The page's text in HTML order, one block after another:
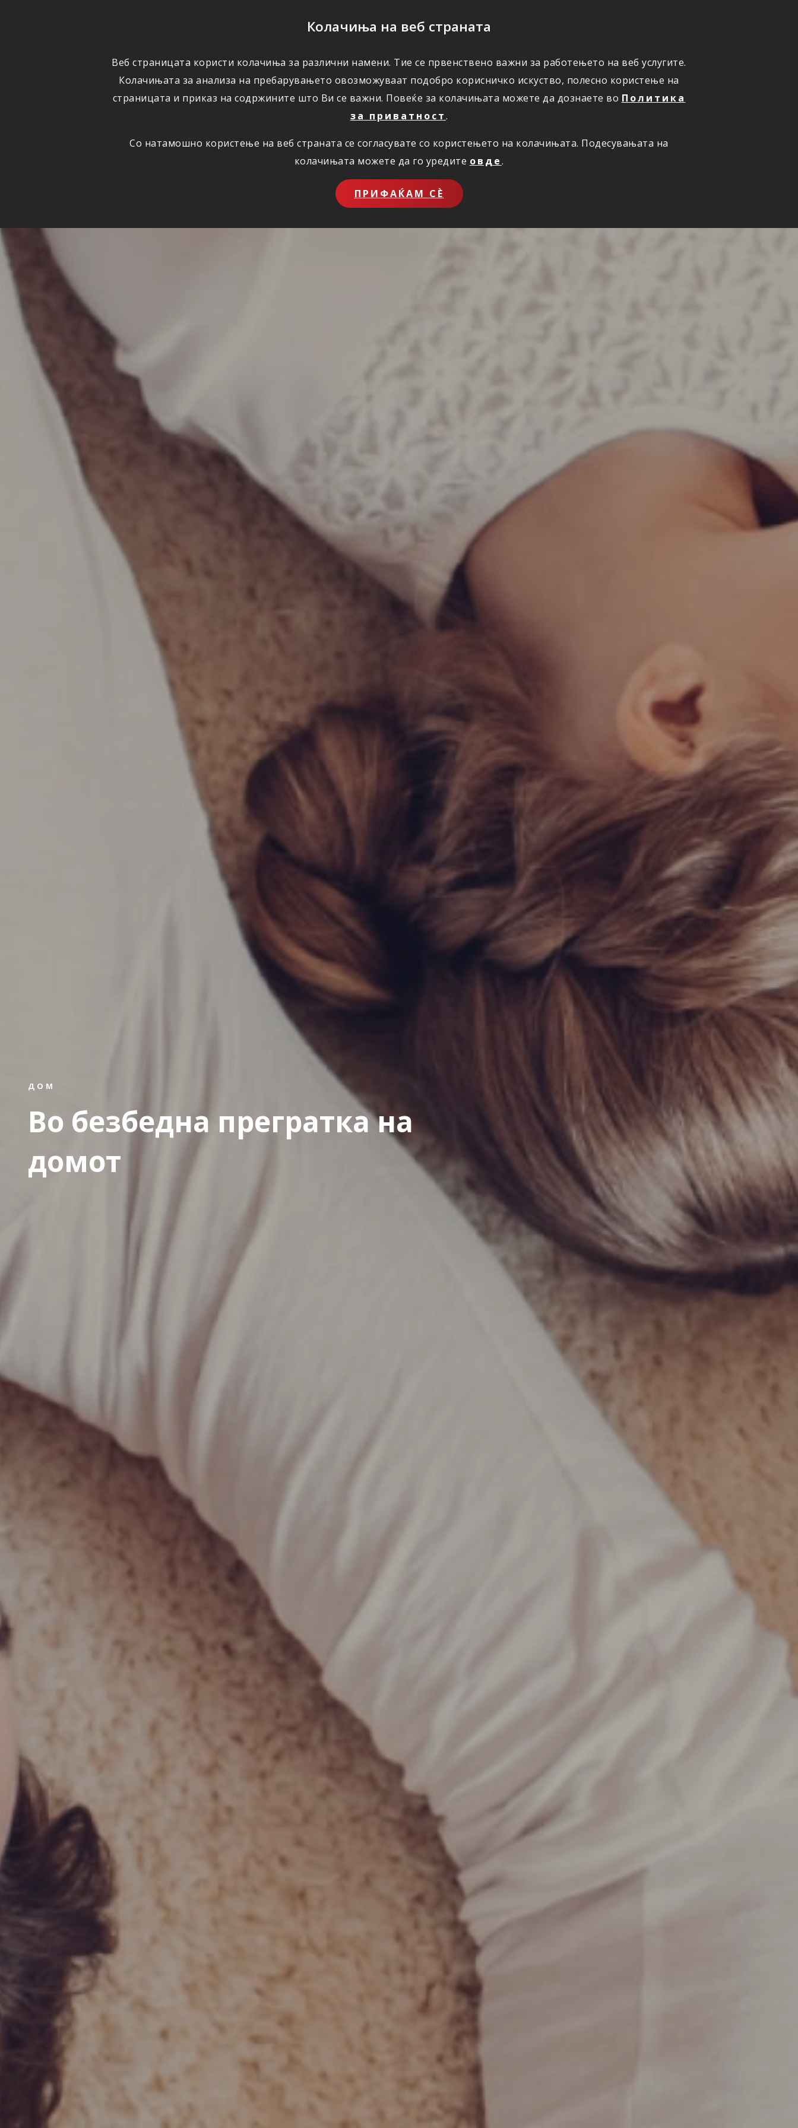
Колачиња на веб страната
Веб страницата користи колачиња за различни намени. Тие се првенствено важни за работењето на веб услугите.
Колачињата за анализа на пребарувањето овозможуваат подобро корисничко искуство, полесно користење на
страницата и приказ на содржините што Ви се важни. Повеќе за колачињата можете да дознаете во Политика
за приватност.
Со натамошно користење на веб страната се согласувате со користењето на колачињата. Подесувањата на
колачињата можете да го уредите овде.
ПРИФАЌАМ СЀ
ОСИГУРУВАЊЕ ШТЕТИ ПОВОЛНОСТИ КОРИСНО ЗА НАС ОНЛАЈН ПРИЈАВИ ШТЕТА
ДОМ
Во безбедна прегратка на
домот